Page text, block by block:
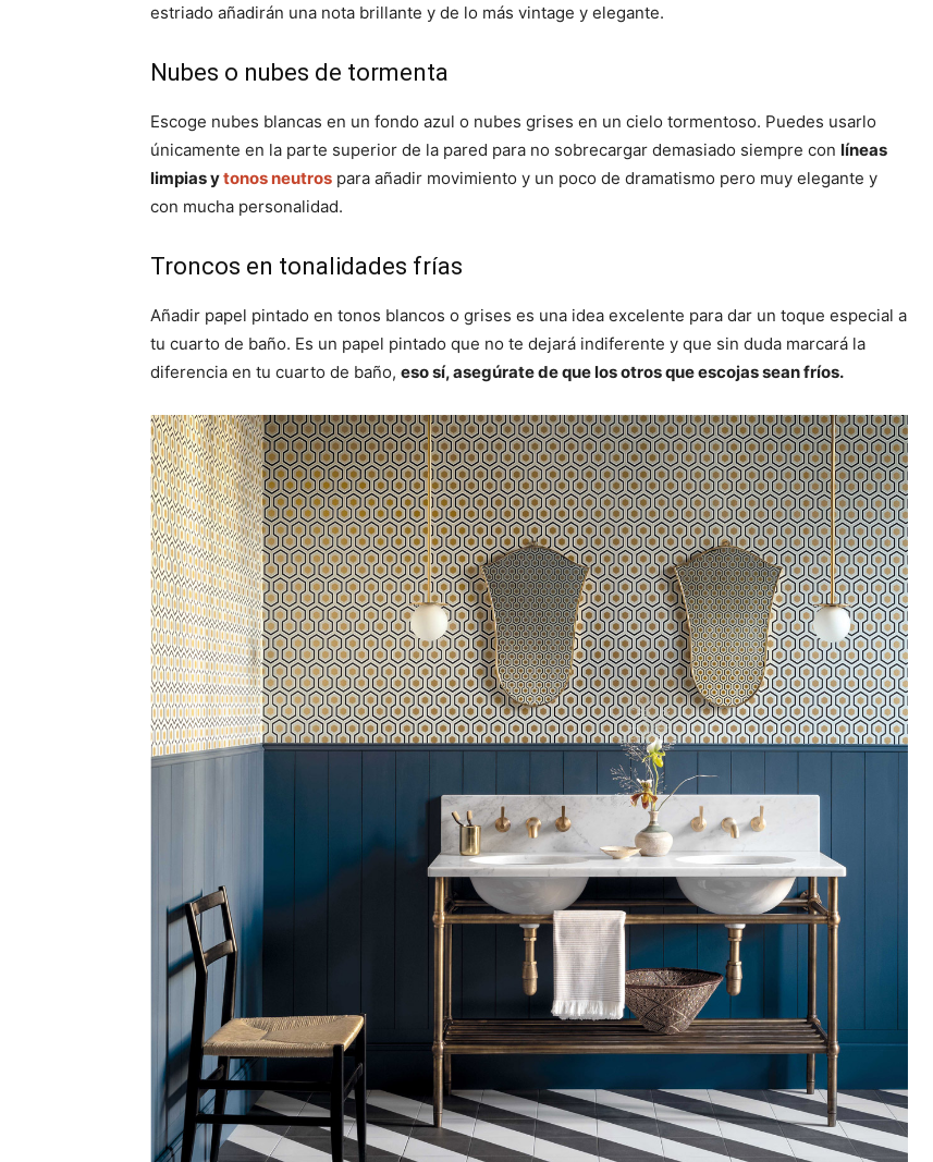
estriado añadirán una nota brillante y de lo más vintage y elegante.
Nubes o nubes de tormenta
Escoge nubes blancas en un fondo azul o nubes grises en un cielo tormentoso. Puedes usarlo
únicamente en la parte superior de la pared para no sobrecargar demasiado siempre con líneas
limpias ytonos neutros para añadir movimiento y un poco de dramatismo pero muy elegante y
con mucha personalidad.
Troncos en tonalidades frías
Añadir papel pintado en tonos blancos o grises es una idea excelente para dar un toque especial a
tu cuarto de baño. Es un papel pintado que no te dejará indiferente y que sin duda marcará la
diferencia en tu cuarto de baño, eso sí, asegúrate de que los otros que escojas sean fríos.